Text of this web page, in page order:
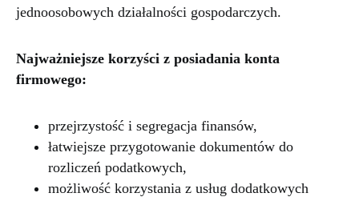
jednoosobowych działalności gospodarczych.
Najważniejsze korzyści z posiadania konta
firmowego:
przejrzystość i segregacja finansów,
łatwiejsze przygotowanie dokumentów do
rozliczeń podatkowych,
możliwość korzystania z usług dodatkowych